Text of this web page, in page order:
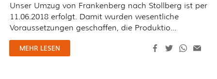
Unser Umzug von Frankenberg nach Stollberg ist per
11.06.2018 erfolgt. Damit wurden wesentliche
Voraussetzungen geschaffen, die Produktio...
MEHR LESEN